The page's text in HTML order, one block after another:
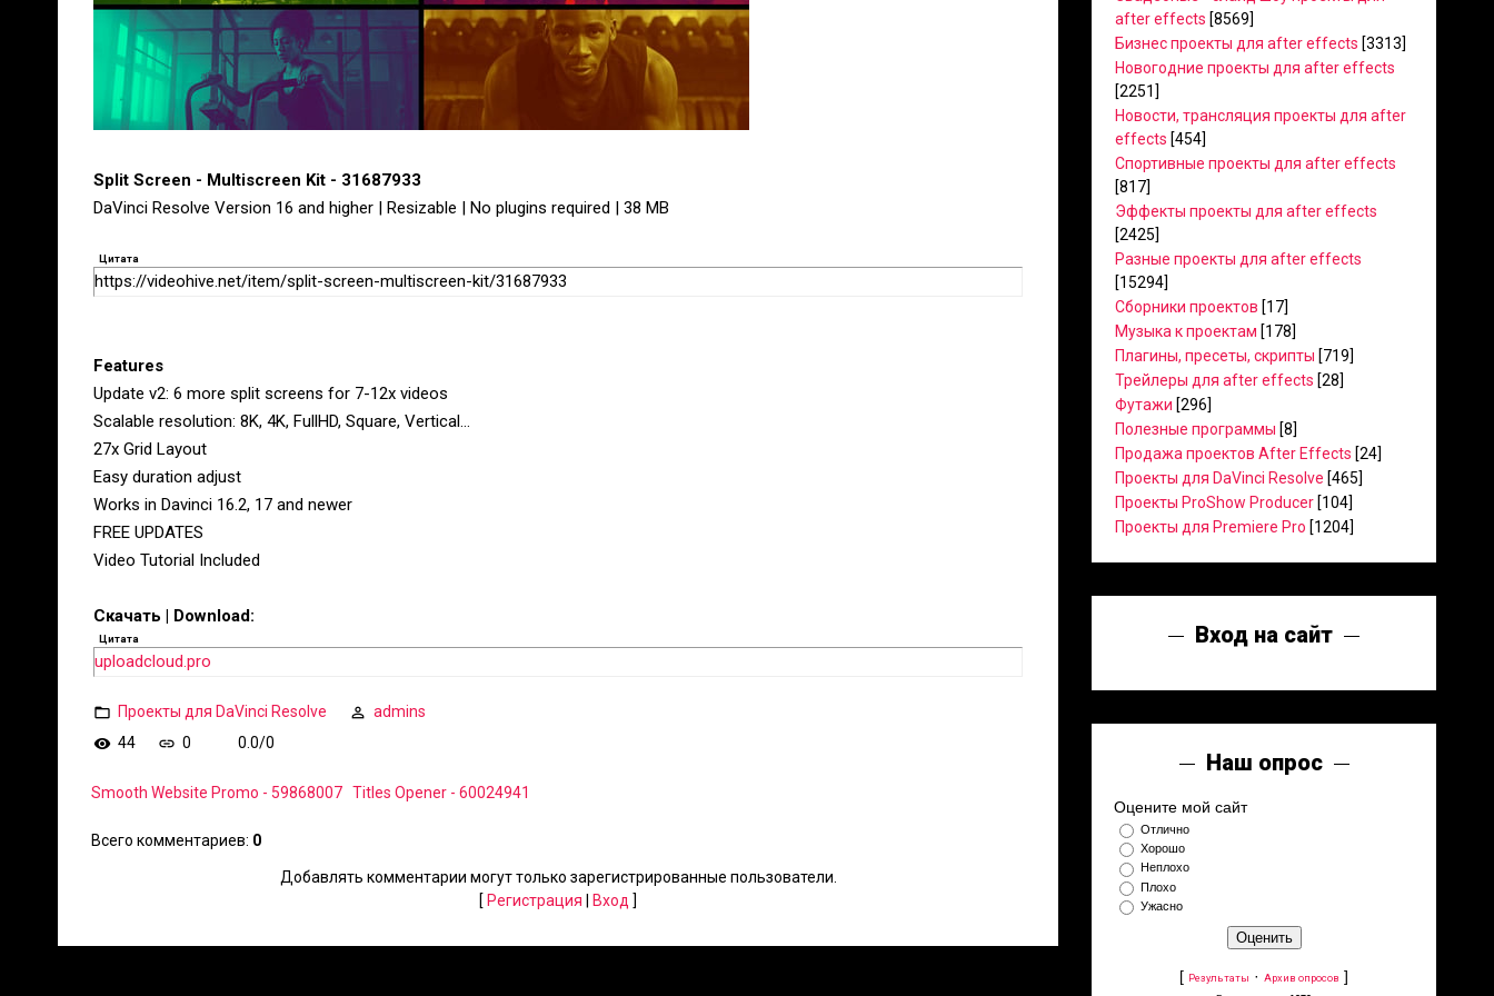
Split Screen - Multiscreen Kit - 31687933
DaVinci Resolve Version 16 and higher | Resizable | No plugins required | 38 MB
Цитата
https://videohive.net/item/split-screen-multiscreen-kit/31687933
Features
Update v2: 6 more split screens for 7-12x videos
Scalable resolution: 8K, 4K, FullHD, Square, Vertical…
27x Grid Layout
Easy duration adjust
Works in Davinci 16.2, 17 and newer
FREE UPDATES
Video Tutorial Included
Скачать | Download:
Цитата
uploadcloud.pro
Проекты для DaVinci Resolve
admins
44
0 0.0/0
Smooth Website Promo - 59868007 Titles Opener - 60024941
Всего комментариев: 0
Добавлять комментарии могут только зарегистрированные пользователи.
[ Регистрация Вход ]
after effects [8569]
Бизнес проекты для after effects [3313]
Новогодние проекты для after effects
[2251]
Новости, трансляция проекты для after
effects [454]
Спортивные проекты для after effects
[817]
Эффекты проекты для after effects
[2425]
Разные проекты для after effects
[15294]
Сборники проектов [17]
Музыка к проектам [178]
Плагины, пресеты, скрипты [719]
Трейлеры для after effects [28]
Футажи [296]
Полезные программы [8]
Продажа проектов After Effects [24]
Проекты для DaVinci Resolve [465]
Проекты ProShow Producer [104]
Проекты для Premiere Pro [1204]
Вход на сайт
Наш опрос
Оцените мой сайт
Отлично
Хорошо
Неплохо
Плохо
Ужасно
[ Результаты · Архив опросов ]